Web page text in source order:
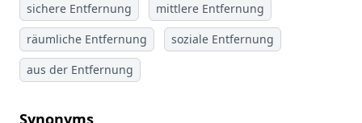
sichere Entfernung
mittlere Entfernung
räumliche Entfernung
soziale Entfernung
aus der Entfernung
Synonyms